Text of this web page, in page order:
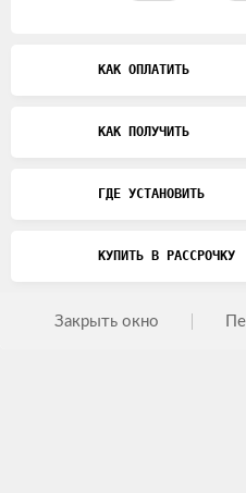
КАК ОПЛАТИТЬ
КАК ПОЛУЧИТЬ
ГДЕ УСТАНОВИТЬ
КУПИТЬ В РАССРОЧКУ
Закрыть окно